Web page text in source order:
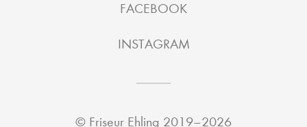
FACEBOOK
INSTAGRAM
© Friseur Ehling 2019–2026